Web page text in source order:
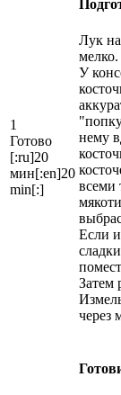
1
Готово
[:ru]20
мин[:en]20
min[:]
Лук
мелко.
У
нему
всеми
Если
Затем
через